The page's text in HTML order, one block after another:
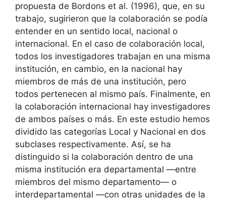
propuesta de Bordons et al. (1996), que, en su
trabajo, sugirieron que la colaboración se podía
entender en un sentido local, nacional o
internacional. En el caso de colaboración local,
todos los investigadores trabajan en una misma
institución, en cambio, en la nacional hay
miembros de más de una institución, pero
todos pertenecen al mismo país. Finalmente, en
la colaboración internacional hay investigadores
de ambos países o más. En este estudio hemos
dividido las categorías Local y Nacional en dos
subclases respectivamente. Así, se ha
distinguido si la colaboración dentro de una
misma institución era departamental —entre
miembros del mismo departamento— o
interdepartamental —con otras unidades de la